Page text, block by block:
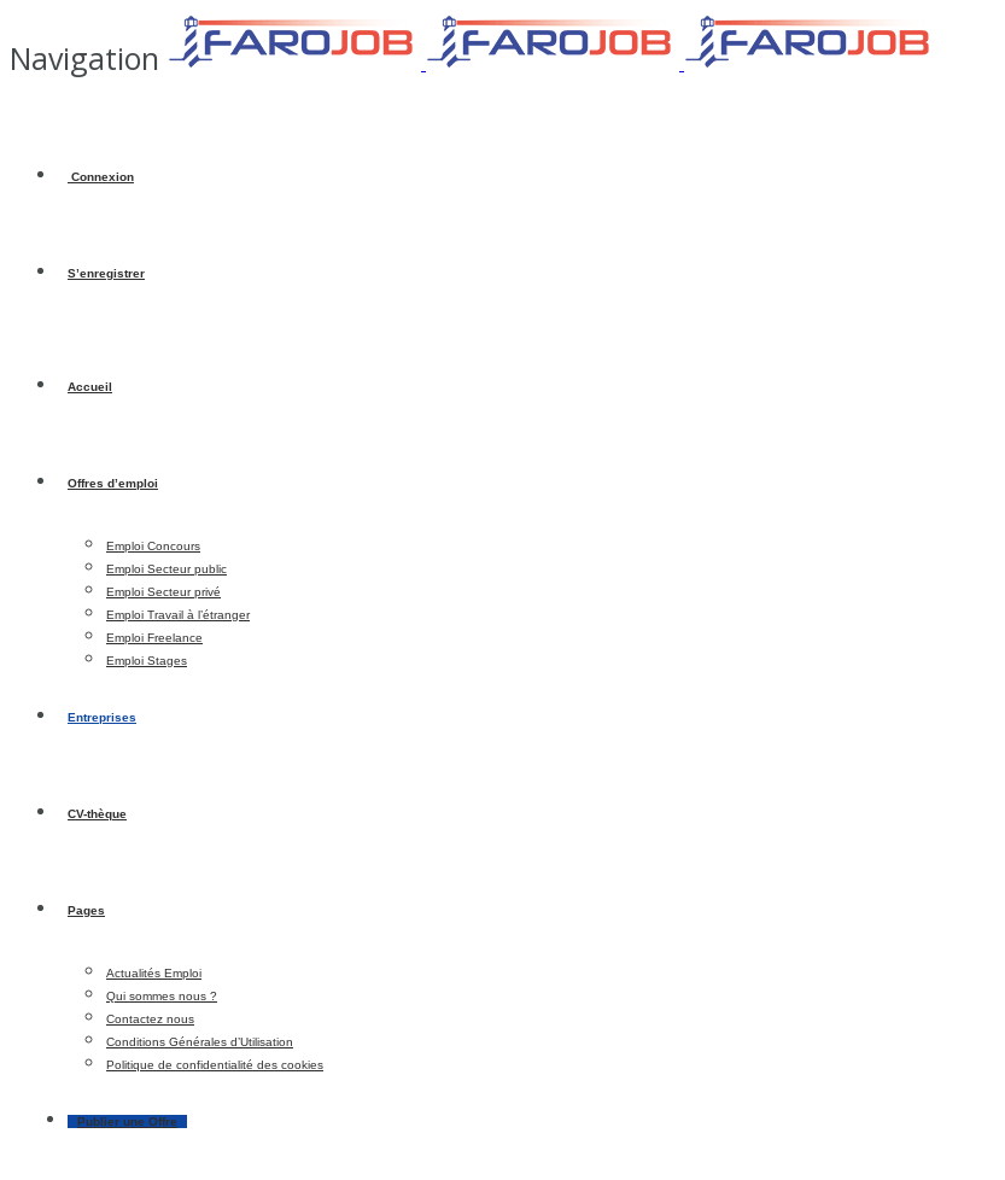
Navigation
Connexion
S’enregistrer
Accueil
Offres d’emploi
Emploi Concours
Emploi Secteur public
Emploi Secteur privé
Emploi Travail à l’étranger
Emploi Freelance
Emploi Stages
Entreprises
CV-thèque
Pages
Actualités Emploi
Qui sommes nous ?
Contactez nous
Conditions Générales d’Utilisation
Politique de confidentialité des cookies
Publier une Offre